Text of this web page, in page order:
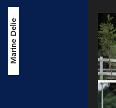
Marine Delie